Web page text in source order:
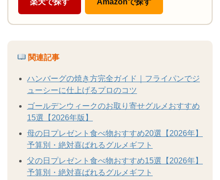
関連記事
ハンバーグの焼き方完全ガイド｜フライパンでジ
ューシーに仕上げるプロのコツ
ゴールデンウィークのお取り寄せグルメおすすめ
15選【2026年版】
母の日プレゼント食べ物おすすめ20選【2026年】
予算別・絶対喜ばれるグルメギフト
父の日プレゼント食べ物おすすめ15選【2026年】
予算別・絶対喜ばれるグルメギフト